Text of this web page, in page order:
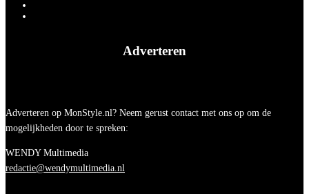
Adverteren
Adverteren op MonStyle.nl? Neem gerust contact met ons op om de
mogelijkheden door te spreken:
WENDY Multimedia
redactie@wendymultimedia.nl